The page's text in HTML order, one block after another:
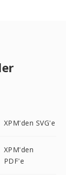
XPM'den SVG'e
XPM'den
PDF'e